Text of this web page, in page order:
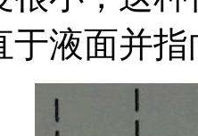
于液面并